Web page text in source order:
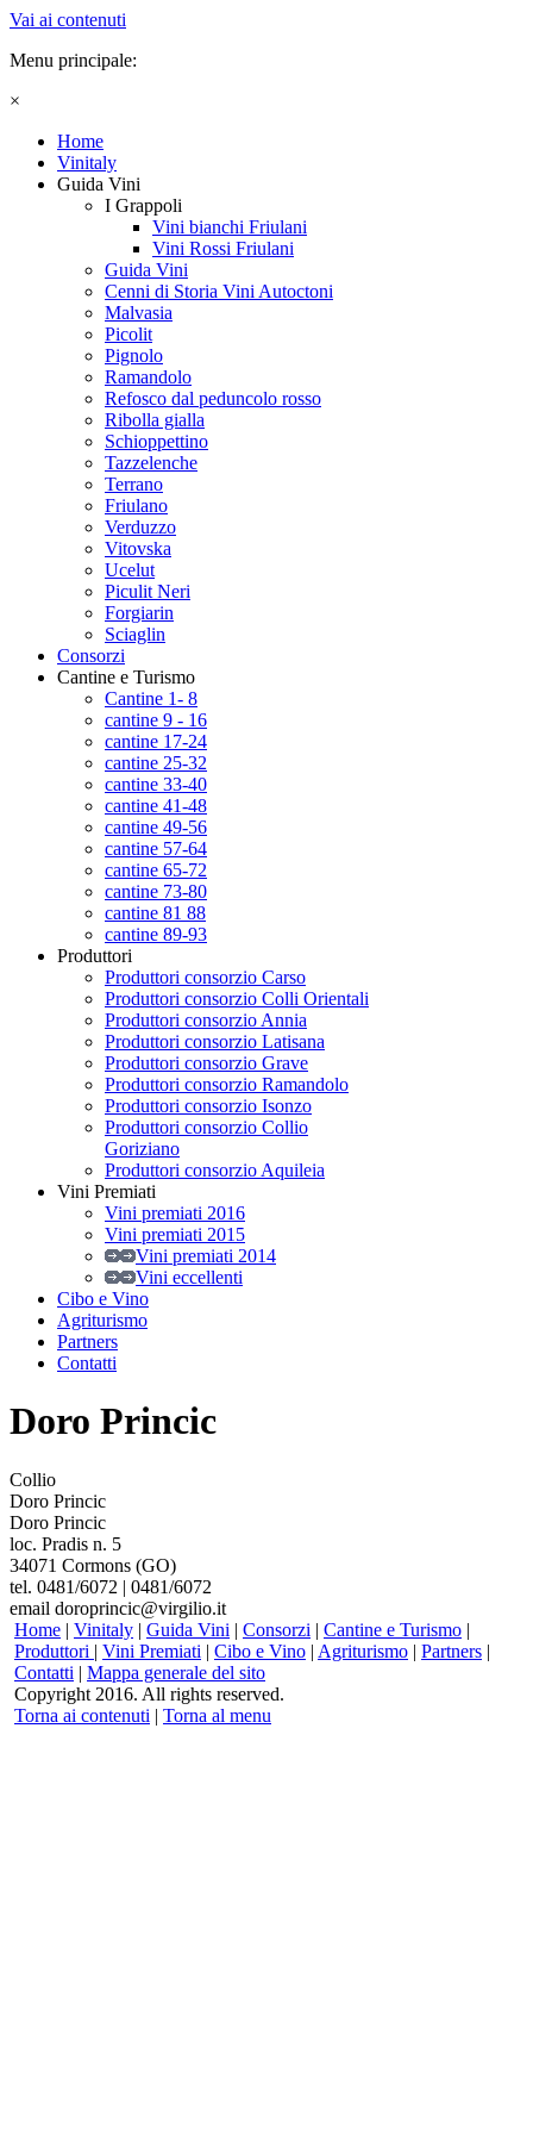
Vai ai contenuti
Menu principale:
×
Home
Vinitaly
Guida Vini
I Grappoli
Vini bianchi Friulani
Vini Rossi Friulani
Guida Vini
Cenni di Storia Vini Autoctoni
Malvasia
Picolit
Pignolo
Ramandolo
Refosco dal peduncolo rosso
Ribolla gialla
Schioppettino
Tazzelenche
Terrano
Friulano
Verduzzo
Vitovska
Ucelut
Piculit Neri
Forgiarin
Sciaglin
Consorzi
Cantine e Turismo
Cantine 1- 8
cantine 9 - 16
cantine 17-24
cantine 25-32
cantine 33-40
cantine 41-48
cantine 49-56
cantine 57-64
cantine 65-72
cantine 73-80
cantine 81 88
cantine 89-93
Produttori
Produttori consorzio Carso
Produttori consorzio Colli Orientali
Produttori consorzio Annia
Produttori consorzio Latisana
Produttori consorzio Grave
Produttori consorzio Ramandolo
Produttori consorzio Isonzo
Produttori consorzio Collio
Goriziano
Produttori consorzio Aquileia
Vini Premiati
Vini premiati 2016
Vini premiati 2015
Vini premiati 2014
Vini eccellenti
Cibo e Vino
Agriturismo
Partners
Contatti
Doro Princic
Collio
Doro Princic
Doro Princic
loc. Pradis n. 5
34071 Cormons (GO)
tel. 0481/6072 | 0481/6072
email doroprincic@virgilio.it
Home | Vinitaly | Guida Vini | Consorzi | Cantine e Turismo |
Produttori | Vini Premiati | Cibo e Vino | Agriturismo | Partners |
Contatti | Mappa generale del sito
Copyright 2016. All rights reserved.
Torna ai contenuti | Torna al menu